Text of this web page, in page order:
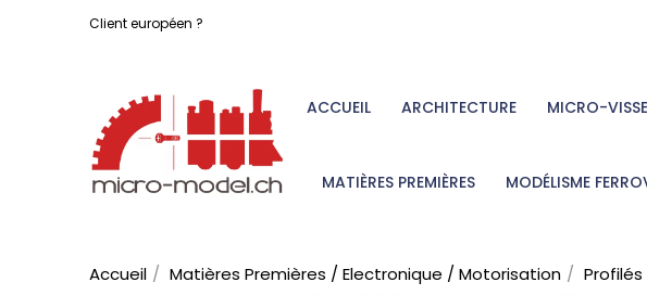
Client européen ?
ACCUEIL ARCHITECTURE MICRO-
MATIÈRES PREMIÈRES MODÉLISME
Accueil Matières Premières / Electronique / Motorisation